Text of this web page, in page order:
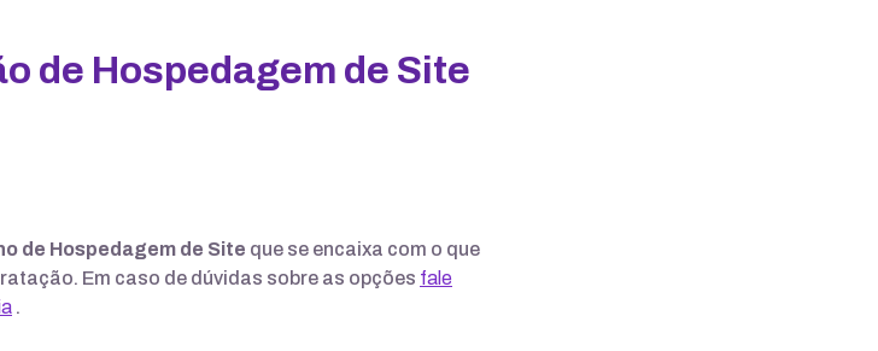
de Hospedagem de Site
de Hospedagem de Site que se encaixa com o que
Em caso de dúvidas sobre as opções fale
.